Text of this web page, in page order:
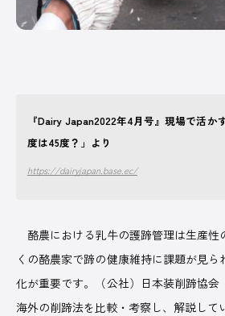
オルテック・ジャパン
合同会社
アサヒバイオ
株式会社
株式会社デーリィジャパン社は、酪農
『Dairy Japan2022年4月号』現場で活か
度は45度？」より
https://dairyjapan.base.ec/
酪農における乳牛の護蹄管理は生産性
くの酪農家で蹄の健康維持に課題が見
化が重要です。（公社）日本装削蹄協会
海外の削蹄法を比較・考察し、解説して